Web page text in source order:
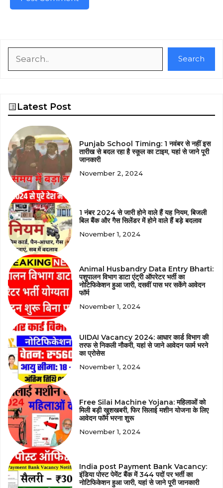
Search
Latest Post
Punjab School Timing: 1 नवंबर से नहीं इस
तारीख से बदल रहा है स्कूल का टाइम, यहां से जाने पूरी
जानकारी
November 2, 2024
1 नंबर 2024 से जारी होने वाले हैं यह नियम, बिजली
बिल बैंक और गैस सिलेंडर में होने वाले हैं बड़े बदलाव
November 1, 2024
Animal Husbandry Data Entry Bharti:
पशुपालन विभाग डाटा एंट्री ऑपरेटर भर्ती का
नोटिफिकेशन हुआ जारी, दसवीं पास भर सकेंगे आवेदन
फॉर्म
November 1, 2024
UIDAI Vacancy 2024: आधार कार्ड विभाग की
तरफ से निकली नौकरी, यहां से जाने आवेदन फार्म भरने
का प्रोसेस
November 1, 2024
Free Silai Machine Yojana: महिलाओं को
मिली बड़ी खुशखबरी, फिर सिलाई मशीन योजना के लिए
आवेदन फॉर्म भरना शुरू
November 1, 2024
India post Payment Bank Vacancy:
इंडिया पोस्ट पेमेंट बैंक में 344 पदों पर भर्ती का
नोटिफिकेशन हुआ जारी, यहां से जाने पूरी जानकारी